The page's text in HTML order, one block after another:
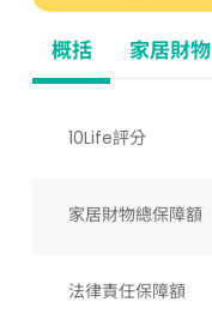
概括 家居財物
10Life評分
家居財物總保障額
法律責任保障額